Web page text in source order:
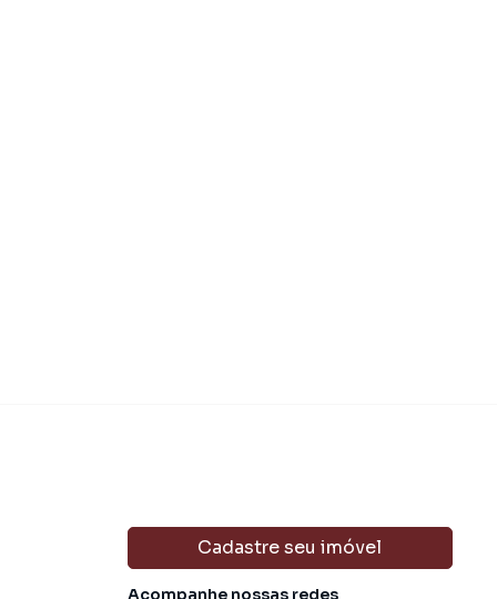
Cadastre seu imóvel
Acompanhe nossas redes